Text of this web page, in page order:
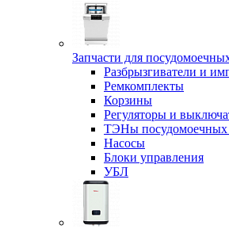
Запчасти для
Разбрызгиватели и
Ремкомплекты
Корзины
Регуляторы и
ТЭНы
Насосы
Блоки управления
УБЛ